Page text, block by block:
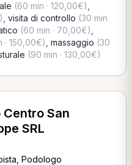
(60 min · 120,00€)
visita di controllo (30 min
(60 min · 70,00€)
· 150,00€) massaggio (30
(90 min · 130,00€)
Centro San
SRL
Podologo